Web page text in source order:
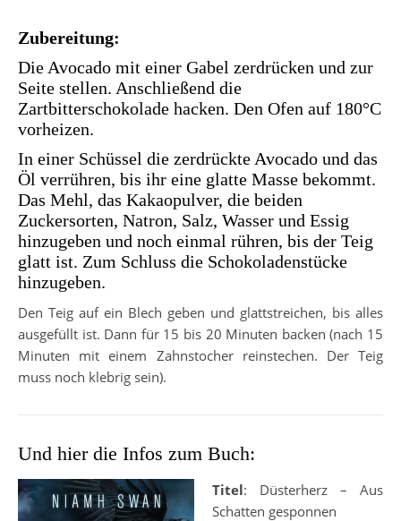
Zubereitung:
Die Avocado mit einer Gabel zerdrücken und zur
Seite stellen. Anschließend die
Zartbitterschokolade hacken. Den Ofen auf 180°C
vorheizen.
In einer Schüssel die zerdrückte Avocado und das
Öl verrühren, bis ihr eine glatte Masse bekommt.
Das Mehl, das Kakaopulver, die beiden
Zuckersorten, Natron, Salz, Wasser und Essig
hinzugeben und noch einmal rühren, bis der Teig
glatt ist. Zum Schluss die Schokoladenstücke
hinzugeben.
Den Teig auf ein Blech geben und glattstreichen, bis alles
ausgefüllt ist. Dann für 15 bis 20 Minuten backen (nach 15
Minuten mit einem Zahnstocher reinstechen. Der Teig
muss noch klebrig sein).
Und hier die Infos zum Buch:
Titel: Düsterherz – Aus
Schatten gesponnen